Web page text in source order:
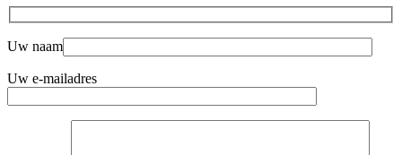
Uw naam
Uw e-mailadres